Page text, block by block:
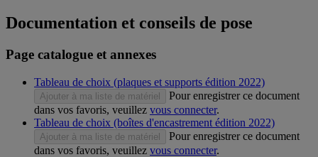
Documentation et conseils de pose
Page catalogue et annexes
Tableau de choix (plaques et supports édition 2022)
Ajouter à ma liste de matériel
Pour enregistrer ce document
dans vos favoris, veuillez vous connecter.
Tableau de choix (boîtes d'encastrement édition 2022)
Ajouter à ma liste de matériel
Pour enregistrer ce document
dans vos favoris, veuillez vous connecter.